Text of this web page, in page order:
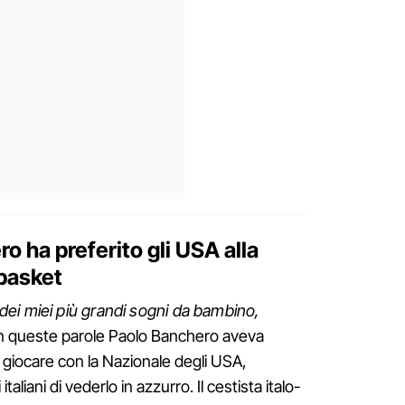
ha preferito gli USA alla
miei più grandi sogni da bambino,
queste parole Paolo Banchero aveva
con la Nazionale degli USA,
di vederlo in azzurro. Il cestista italo-